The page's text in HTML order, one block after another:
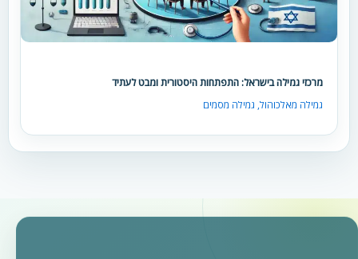
מרכזי גמילה בישראל: התפתחות היסטורית ומבט לעתיד
גמילה מאלכוהול, גמילה מסמים